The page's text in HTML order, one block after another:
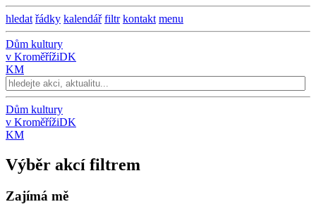
hledat řádky kalendář filtr kontakt menu
Dům kultury
v KroměřížiDK
KM
Dům kultury
v KroměřížiDK
KM
Výběr akcí filtrem
Zajímá mě